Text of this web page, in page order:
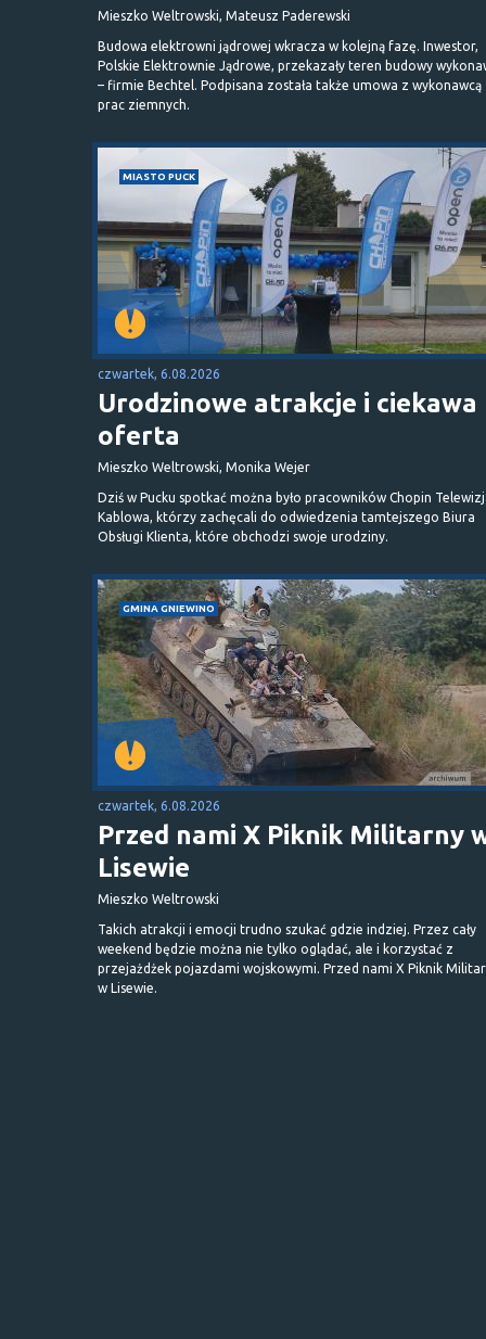
Mieszko Weltrowski, Mateusz Paderewski
Budowa elektrowni jądrowej wkracza w kolejną fazę. Inwestor,
Polskie Elektrownie Jądrowe, przekazały teren budowy
– firmie Bechtel. Podpisana została także umowa z wykonawcą
prac ziemnych.
MIASTO PUCK
czwartek, 6.08.2026
Urodzinowe atrakcje i ciekawa
oferta
Mieszko Weltrowski, Monika Wejer
Dziś w Pucku spotkać można było pracowników Chopin
Kablowa, którzy zachęcali do odwiedzenia tamtejszego Biura
Obsługi Klienta, które obchodzi swoje urodziny.
GMINA GNIEWINO
czwartek, 6.08.2026
Przed nami X Piknik Militarny
Lisewie
Mieszko Weltrowski
Takich atrakcji i emocji trudno szukać gdzie indziej. Przez cały
weekend będzie można nie tylko oglądać, ale i korzystać z
przejażdżek pojazdami wojskowymi. Przed nami X Piknik
w Lisewie.